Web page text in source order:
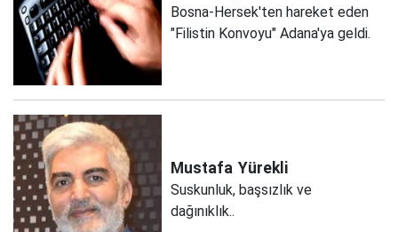
Bosna-Hersek'ten hareket eden
"Filistin Konvoyu" Adana'ya geldi.
Mustafa Yürekli
Suskunluk, başsızlık ve
dağınıklık..